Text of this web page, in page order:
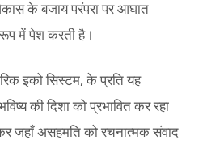
के बजाय परंपरा पर आघात
में पेश करती है।
इको सिस्टम, के प्रति यह
की दिशा को प्रभावित कर रहा
जहाँ असहमति को रचनात्मक संवाद